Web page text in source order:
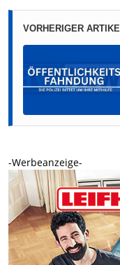
VORHERIGER
-Werbeanzeige-